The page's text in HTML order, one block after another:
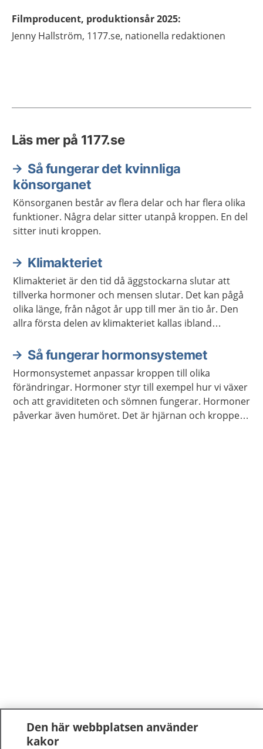
Filmproducent, produktionsår 2025:
Jenny Hallström, 1177.se, nationella redaktionen
Läs mer på 1177.se
Så fungerar det kvinnliga
könsorganet
Könsorganen består av flera delar och har flera olika
funktioner. Några delar sitter utanpå kroppen. En del
sitter inuti kroppen.
Klimakteriet
Klimakteriet är den tid då äggstockarna slutar att
tillverka hormoner och mensen slutar. Det kan pågå
olika länge, från något år upp till mer än tio år. Den
allra första delen av klimakteriet kallas ibland
Så fungerar hormonsystemet
Hormonsystemet anpassar kroppen till olika
förändringar. Hormoner styr till exempel hur vi växer
och att graviditeten och sömnen fungerar. Hormoner
påverkar även humöret. Det är hjärnan och kroppen
Den här webbplatsen använder
kakor